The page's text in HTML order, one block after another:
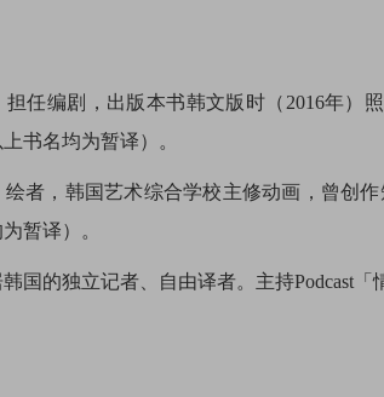
担任编剧，出版本书韩文版时（2016年）
书名均为暂译）。
者， 韩国艺术综合学校主修动画，曾创
暂译）。
国的独立记者、自由译者。主持Podcast